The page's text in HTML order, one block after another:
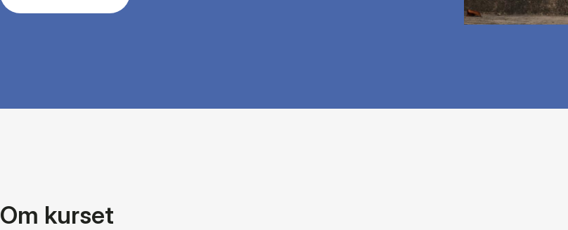
Om kurset